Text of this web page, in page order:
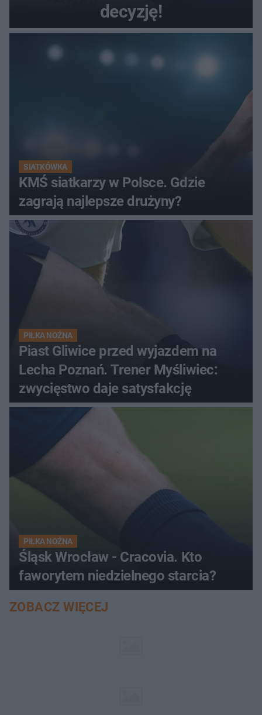
decyzję!
SIATKÓWKA
KMŚ siatkarzy w Polsce. Gdzie
zagrają najlepsze drużyny?
PIŁKA NOŻNA
Piast Gliwice przed wyjazdem na
Lecha Poznań. Trener Myśliwiec:
zwycięstwo daje satysfakcję
PIŁKA NOŻNA
Śląsk Wrocław - Cracovia. Kto
faworytem niedzielnego starcia?
ZOBACZ WIĘCEJ